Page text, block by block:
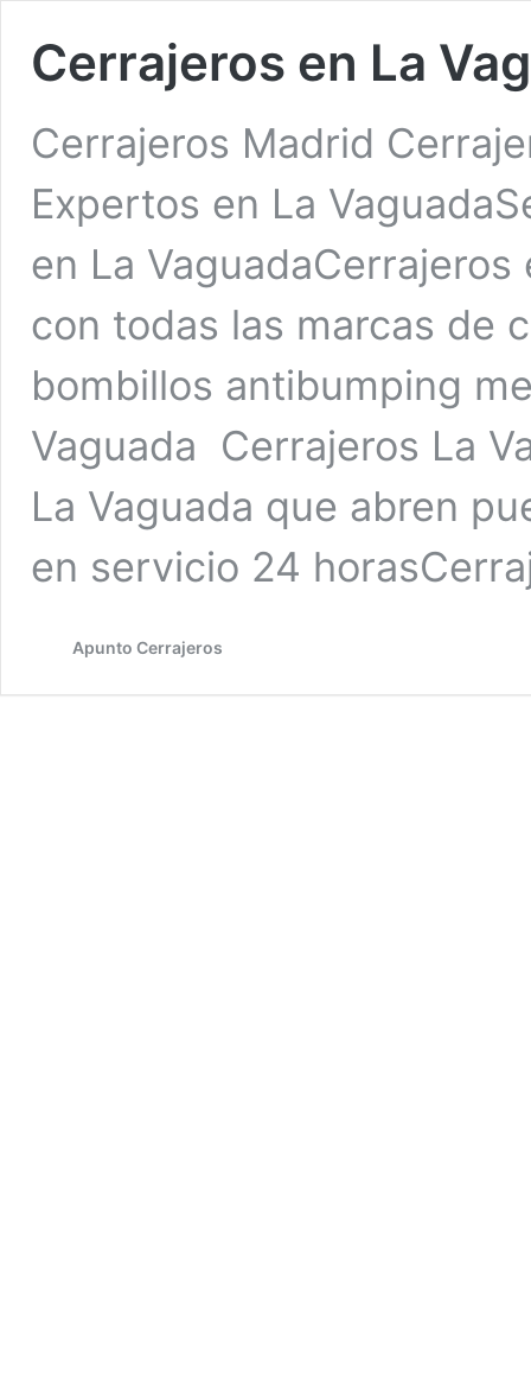
Cerrajeros en La
Cerrajeros Madrid
Expertos en La
en La
con todas las marcas de
bombillos antibumping
Vaguada Cerrajeros La
La Vaguada que abren
en servicio 24
Apunto Cerrajeros